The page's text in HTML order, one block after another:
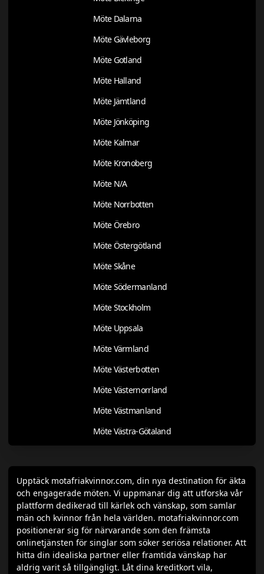
Möte Dalarna
Möte Gävleborg
Möte Gotland
Möte Halland
Möte Jämtland
Möte Jönköping
Möte Kalmar
Möte Kronoberg
Möte N/A
Möte Norrbotten
Möte Örebro
Möte Östergötland
Möte Skåne
Möte Södermanland
Möte Stockholm
Möte Uppsala
Möte Värmland
Möte Västerbotten
Möte Västernorrland
Möte Västmanland
Möte Västra-Götaland
Upptäck motafriakvinnor.com, din nya destination för äkta
och engagerade möten. Vi uppmanar dig att utforska vår
plattform dedikerad till kärlek och vänskap, som samlar
män och kvinnor från hela världen. motafriakvinnor.com
positionerar sig för närvarande som den främsta
onlinetjänsten för singlar som söker seriösa relationer. Att
hitta din idealiska partner eller framtida vänskap har
aldrig varit så tillgängligt. Låt dina kreditkort vila,